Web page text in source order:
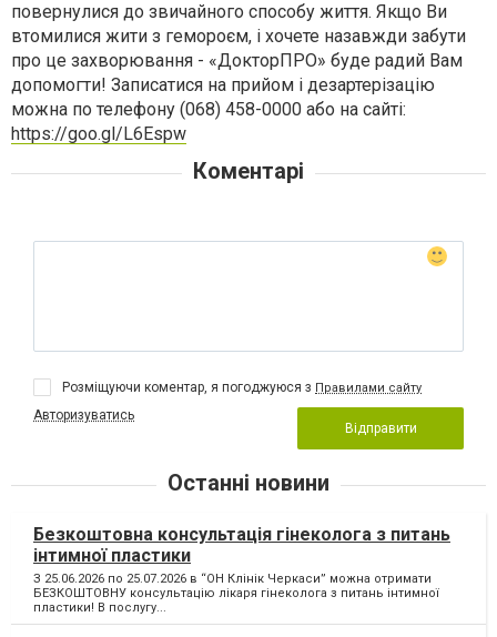
повернулися до звичайного способу життя. Якщо Ви
втомилися жити з гемороєм, і хочете назавжди забути
про це захворювання - «ДокторПРО» буде радий Вам
допомогти! Записатися на прийом і дезартерізацію
можна по телефону (068) 458-0000 або на сайті:
https://goo.gl/L6Espw
Коментарі
Розміщуючи коментар, я погоджуюся з Правилами сайту
Авторизуватись
Відправити
Останні новини
Безкоштовна консультація гінеколога з питань
інтимної пластики
З 25.06.2026 по 25.07.2026 в “ОН Клінік Черкаси” можна отримати
БЕЗКОШТОВНУ консультацію лікаря гінеколога з питань інтимної
пластики! В послугу...